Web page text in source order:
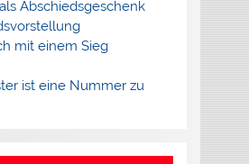
Abschiedsgeschenk
mit einem Sieg
ist eine Nummer zu